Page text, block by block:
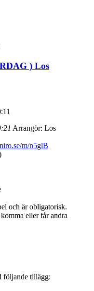
) Los
Arrangör: Los
m/n5glB
och är obligatorisk.
eller får andra
följande tillägg: